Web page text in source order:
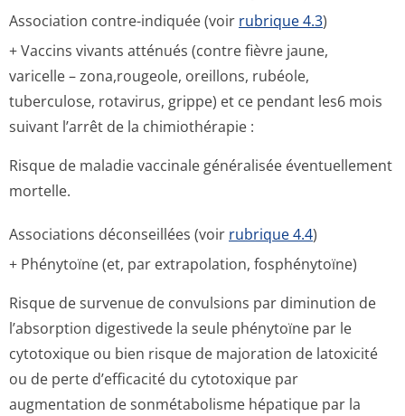
Association contre-indiquée (voir rubrique 4.3)
+ Vaccins vivants atténués (contre fièvre jaune,
varicelle – zona,rougeole, oreillons, rubéole,
tuberculose, rotavirus, grippe) et ce pendant les6 mois
suivant l’arrêt de la chimiothérapie :
Risque de maladie vaccinale généralisée éventuellement
mortelle.
Associations déconseillées (voir rubrique 4.4)
+ Phénytoïne (et, par extrapolation, fosphénytoïne)
Risque de survenue de convulsions par diminution de
l’absorption digestivede la seule phénytoïne par le
cytotoxique ou bien risque de majoration de latoxicité
ou de perte d’efficacité du cytotoxique par
augmentation de sonmétabolisme hépatique par la